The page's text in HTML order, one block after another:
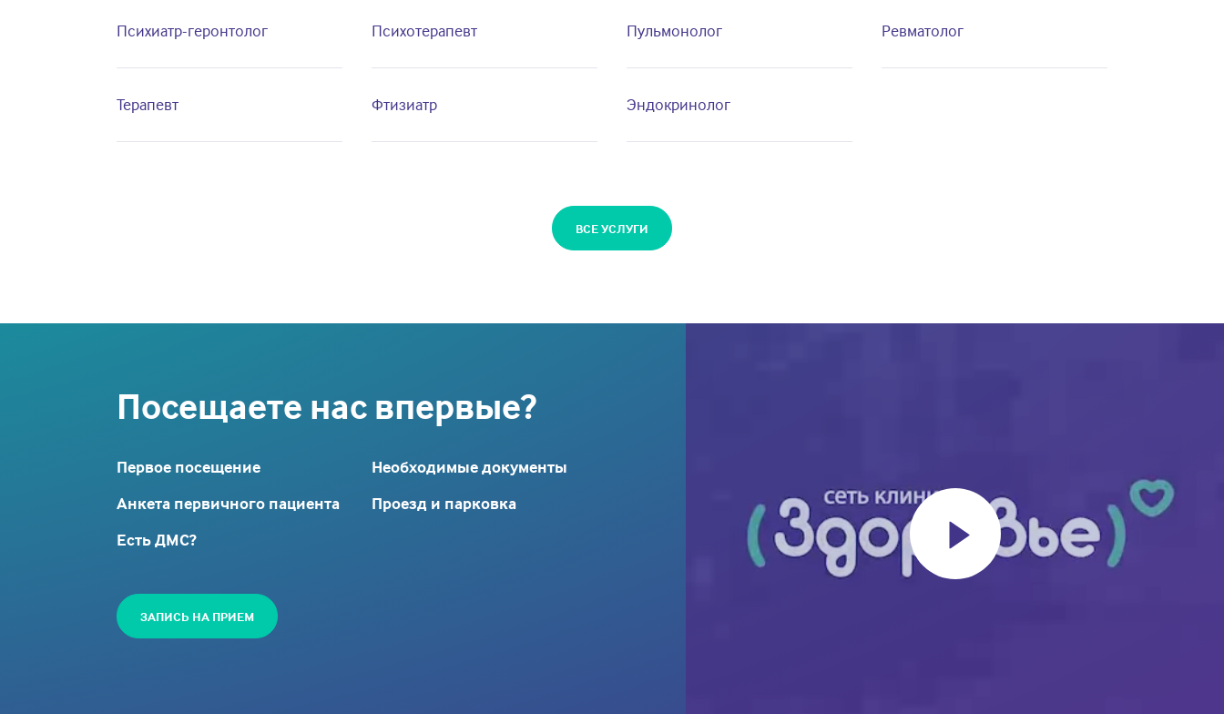
Психиатр-геронтолог Психотерапевт Пульмонолог Ревматолог
Терапевт Фтизиатр Эндокринолог
ВСЕ УСЛУГИ
Посещаете нас впервые?
Первое посещение
Необходимые документы
Анкета первичного пациента
Проезд и парковка
Есть ДМС?
ЗАПИСЬ НА ПРИЕМ